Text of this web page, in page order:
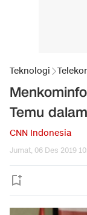
Teknologi
Temu
CNN Indonesia
Jumat, 06 Des 2019